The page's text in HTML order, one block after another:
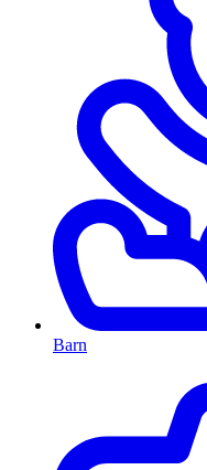
Barn